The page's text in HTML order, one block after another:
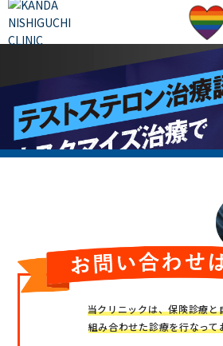
当クリニックは、保険診療と
組み合わせた診療を行なって